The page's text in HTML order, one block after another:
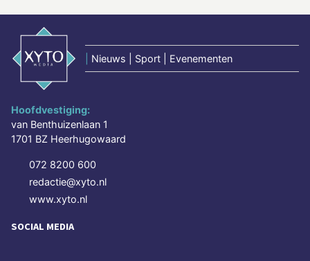
Nieuws | Sport | Evenementen
Hoofdvestiging:
van Benthuizenlaan 1
1701 BZ Heerhugowaard
072 8200 600
redactie@xyto.nl
www.xyto.nl
SOCIAL MEDIA